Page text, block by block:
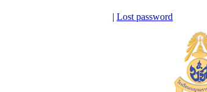
| Lost password